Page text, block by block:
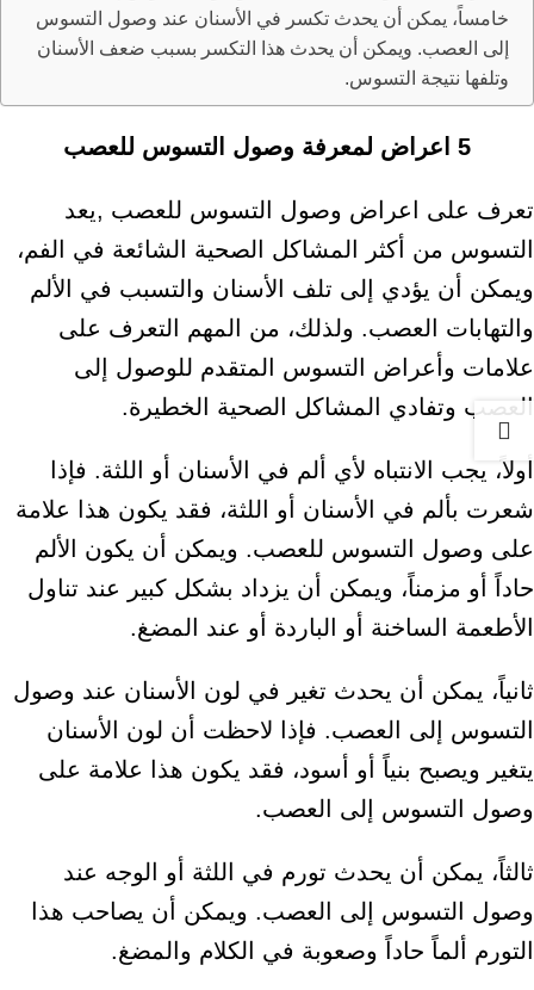
خامساً، يمكن أن يحدث تكسر في الأسنان عند وصول التسوس
إلى العصب. ويمكن أن يحدث هذا التكسر بسبب ضعف الأسنان
وتلفها نتيجة التسوس.
5 اعراض لمعرفة وصول التسوس للعصب
تعرف على اعراض وصول التسوس للعصب ,يعد
التسوس من أكثر المشاكل الصحية الشائعة في الفم،
ويمكن أن يؤدي إلى تلف الأسنان والتسبب في الألم
والتهابات العصب. ولذلك، من المهم التعرف على
علامات وأعراض التسوس المتقدم للوصول إلى
العصب وتفادي المشاكل الصحية الخطيرة.
أولاً، يجب الانتباه لأي ألم في الأسنان أو اللثة. فإذا
شعرت بألم في الأسنان أو اللثة، فقد يكون هذا علامة
على وصول التسوس للعصب. ويمكن أن يكون الألم
حاداً أو مزمناً، ويمكن أن يزداد بشكل كبير عند تناول
الأطعمة الساخنة أو الباردة أو عند المضغ.
ثانياً، يمكن أن يحدث تغير في لون الأسنان عند وصول
التسوس إلى العصب. فإذا لاحظت أن لون الأسنان
يتغير ويصبح بنياً أو أسود، فقد يكون هذا علامة على
وصول التسوس إلى العصب.
ثالثاً، يمكن أن يحدث تورم في اللثة أو الوجه عند
وصول التسوس إلى العصب. ويمكن أن يصاحب هذا
التورم ألماً حاداً وصعوبة في الكلام والمضغ.